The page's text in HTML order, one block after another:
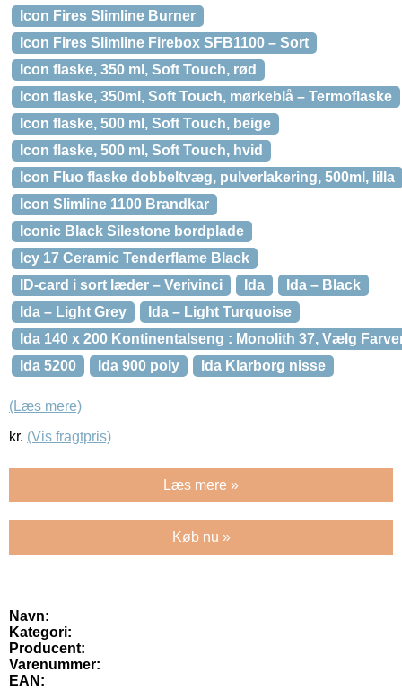
Icon Fires Slimline Burner
Icon Fires Slimline Firebox SFB1100 – Sort
Icon flaske, 350 ml, Soft Touch, rød
Icon flaske, 350ml, Soft Touch, mørkeblå – Termoflaske
Icon flaske, 500 ml, Soft Touch, beige
Icon flaske, 500 ml, Soft Touch, hvid
Icon Fluo flaske dobbeltvæg, pulverlakering, 500ml, lilla
Icon Slimline 1100 Brandkar
Iconic Black Silestone bordplade
Icy 17 Ceramic Tenderflame Black
ID-card i sort læder – Verivinci
Ida
Ida – Black
Ida – Light Grey
Ida – Light Turquoise
Ida 140 x 200 Kontinentalseng : Monolith 37, Vælg
Ida 5200
Ida 900 poly Ida Klarborg nisse
(Læs mere)
kr. (Vis fragtpris)
Læs mere »
Køb nu »
Navn:
Kategori:
Producent:
Varenummer:
EAN: